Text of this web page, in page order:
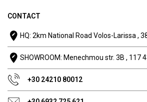
CONTACT
HQ: 2km National Road Volos-Larissa ,
SHOWROOM: Menechmou str. 3B , 117
+30 24210 80012